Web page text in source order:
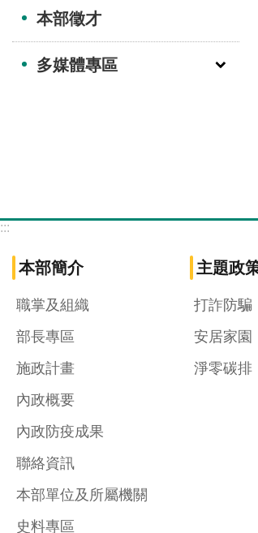
本部徵才
多媒體專區
:::
本部簡介
職掌及組織
部長專區
施政計畫
內政概要
內政防疫成果
聯絡資訊
本部單位及所屬機關
史料專區
主題政
打詐防騙
安居家園
淨零碳排